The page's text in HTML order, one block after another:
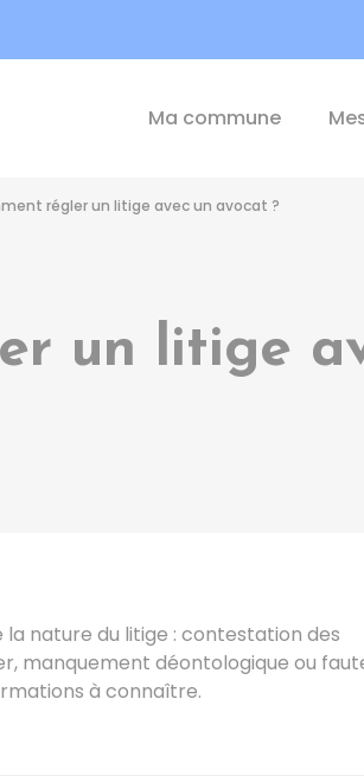
Ma commune
régler un litige avec un avocat ?
un litige
nature du litige : contestation des
manquement déontologique ou
à connaître.